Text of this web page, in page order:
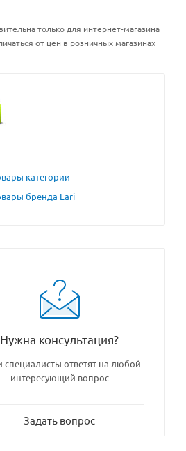
только для интернет-магазина
от цен в розничных магазинах
категории
бренда Lari
Нужна консультация?
специалисты ответят на любой
интересующий вопрос
Задать вопрос